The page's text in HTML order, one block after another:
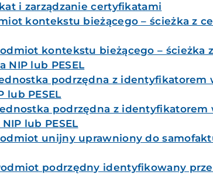
i zarządzanie certyfikatami
kontekstu bieżącego – ścieżka z
kontekstu bieżącego – ścieżka
NIP lub PESEL
podrzędna z identyfikatorem
lub PESEL
podrzędna z identyfikatorem
lub PESEL
unijny uprawniony do
podrzędny identyfikowany